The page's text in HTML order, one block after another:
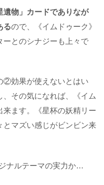
遺物」カードでありなが
るので、《イムドゥーク》
ーとのシナジーも上々で
②効果が使えないとはい
その気になれば、《イム
ます。《星杯の妖精リー
とマズい感じがビンビン来
ナルテーマの実力か…